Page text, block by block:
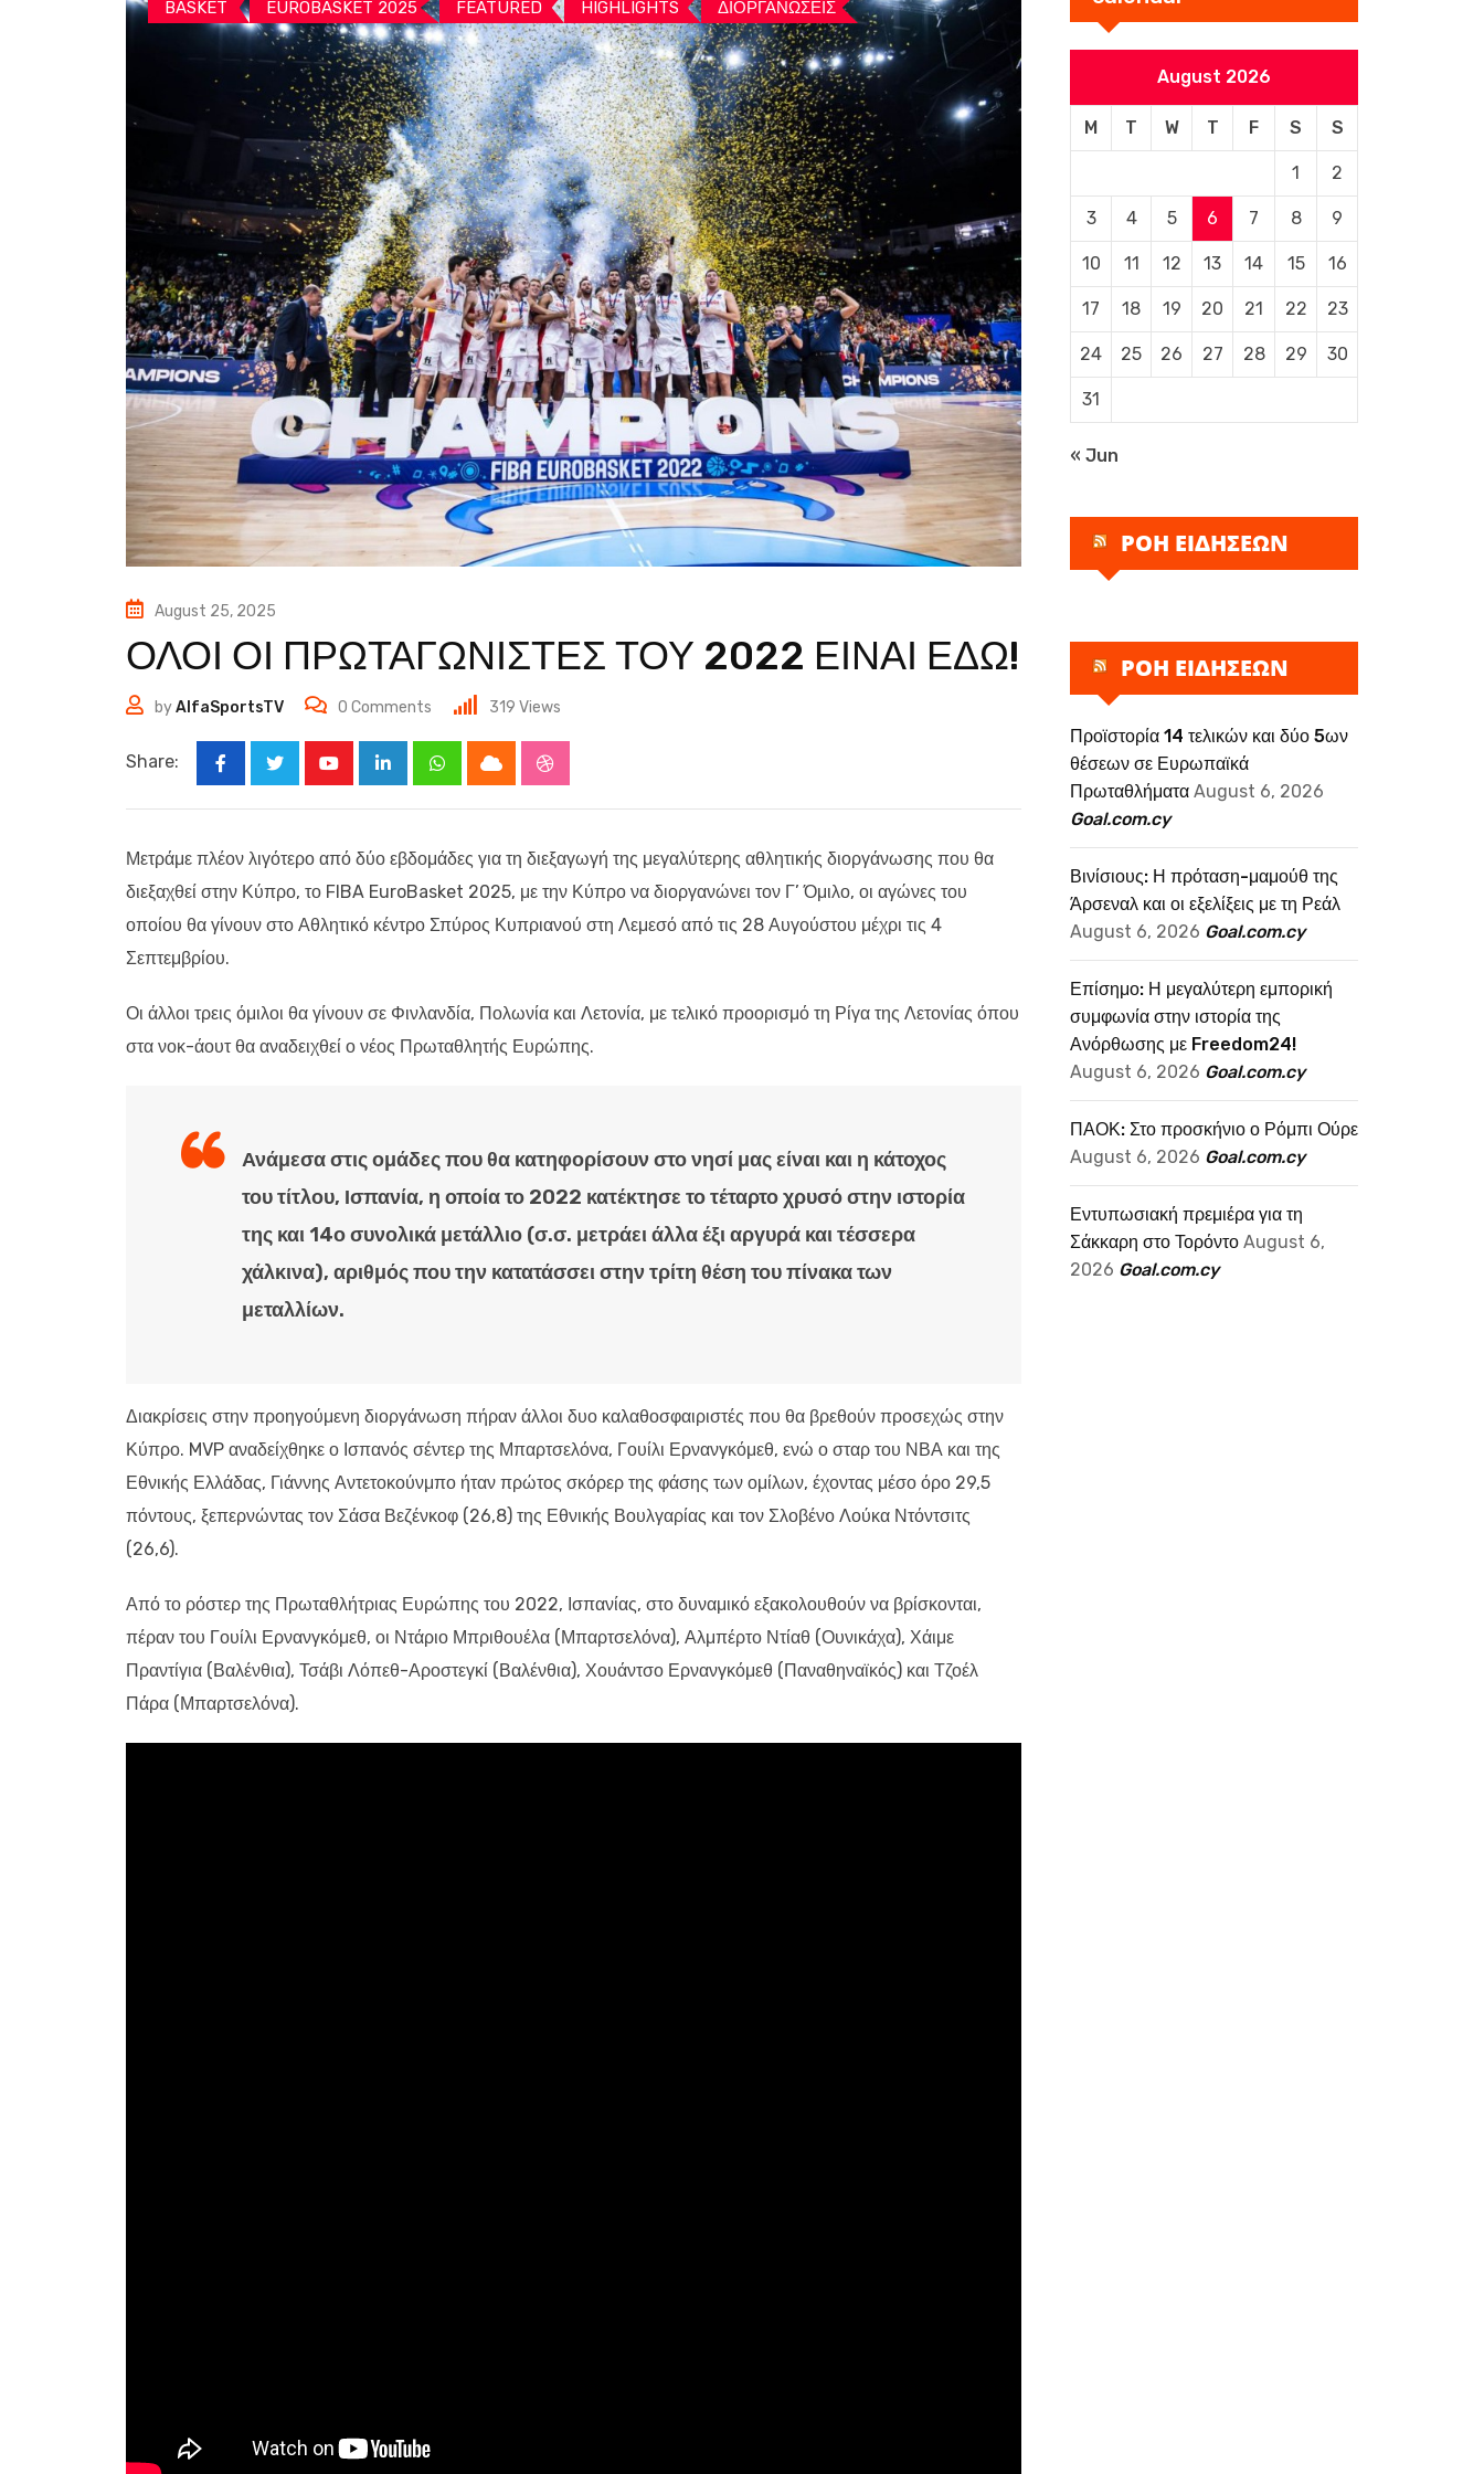
BASKET EUROBASKET 2025 FEATURED HIGHLIGHTS ΔΙΟΡΓΑΝΩΣΕΙΣ
August 25, 2025
ΟΛΟΙ ΟΙ ΠΡΩΤΑΓΩΝΙΣΤΕΣ ΤΟΥ 2022 ΕΙΝΑΙ ΕΔΩ!
byAlfaSportsTV 0 Comments 319 Views
Share:
LinkedInWhatsappCloud StumbleUpon
Μετράμε πλέον λιγότερο από δύο εβδομάδες για τη διεξαγωγή της μεγαλύτερης αθλητικής διοργάνωσης που θα
διεξαχθεί στην Κύπρο, το FIBA EuroBasket 2025, με την Κύπρο να διοργανώνει τον Γ’ Όμιλο, οι αγώνες του
οποίου θα γίνουν στο Αθλητικό κέντρο Σπύρος Κυπριανού στη Λεμεσό από τις 28 Αυγούστου μέχρι τις 4
Σεπτεμβρίου.
Οι άλλοι τρεις όμιλοι θα γίνουν σε Φινλανδία, Πολωνία και Λετονία, με τελικό προορισμό τη Ρίγα της Λετονίας όπου
στα νοκ-άουτ θα αναδειχθεί ο νέος Πρωταθλητής Ευρώπης.
Ανάμεσα στις ομάδες που θα κατηφορίσουν στο νησί μας είναι και η κάτοχος
του τίτλου, Ισπανία, η οποία το 2022 κατέκτησε το τέταρτο χρυσό στην ιστορία
της και 14ο συνολικά μετάλλιο (σ.σ. μετράει άλλα έξι αργυρά και τέσσερα
χάλκινα), αριθμός που την κατατάσσει στην τρίτη θέση του πίνακα των
μεταλλίων.
Διακρίσεις στην προηγούμενη διοργάνωση πήραν άλλοι δυο καλαθοσφαιριστές που θα βρεθούν προσεχώς στην
Κύπρο. MVP αναδείχθηκε ο Ισπανός σέντερ της Μπαρτσελόνα, Γουίλι Ερνανγκόμεθ, ενώ ο σταρ του ΝΒΑ και της
Εθνικής Ελλάδας, Γιάννης Αντετοκούνμπο ήταν πρώτος σκόρερ της φάσης των ομίλων, έχοντας μέσο όρο 29,5
πόντους, ξεπερνώντας τον Σάσα Βεζένκοφ (26,8) της Εθνικής Βουλγαρίας και τον Σλοβένο Λούκα Ντόντσιτς
(26,6).
Από το ρόστερ της Πρωταθλήτριας Ευρώπης του 2022, Ισπανίας, στο δυναμικό εξακολουθούν να βρίσκονται,
πέραν του Γουίλι Ερνανγκόμεθ, οι Ντάριο Μπριθουέλα (Μπαρτσελόνα), Αλμπέρτο Ντίαθ (Ουνικάχα), Χάιμε
Πραντίγια (Βαλένθια), Τσάβι Λόπεθ-Αροστεγκί (Βαλένθια), Χουάντσο Ερνανγκόμεθ (Παναθηναϊκός) και Τζοέλ
Πάρα (Μπαρτσελόνα).
August 2026
M T W T F S S
1 2
3 4 5 6 7 8 9
10 11 12 13 14 15 16
17 18 19 20 21 22 23
24 25 26 27 28 29 30
31
« Jun
ΡΟΗ ΕΙΔΗΣΕΩΝ
ΡΟΗ ΕΙΔΗΣΕΩΝ
Προϊστορία 14 τελικών και δύο 5ων
θέσεων σε Ευρωπαϊκά
Πρωταθλήματα August 6, 2026
Goal.com.cy
Βινίσιους: Η πρόταση-μαμούθ της
Άρσεναλ και οι εξελίξεις με τη Ρεάλ
August 6, 2026 Goal.com.cy
Επίσημο: Η μεγαλύτερη εμπορική
συμφωνία στην ιστορία της
Ανόρθωσης με Freedom24!
August 6, 2026 Goal.com.cy
ΠΑΟΚ: Στο προσκήνιο ο Ρόμπι Ούρε
August 6, 2026 Goal.com.cy
Εντυπωσιακή πρεμιέρα για τη
Σάκκαρη στο Τορόντο August 6,
2026 Goal.com.cy